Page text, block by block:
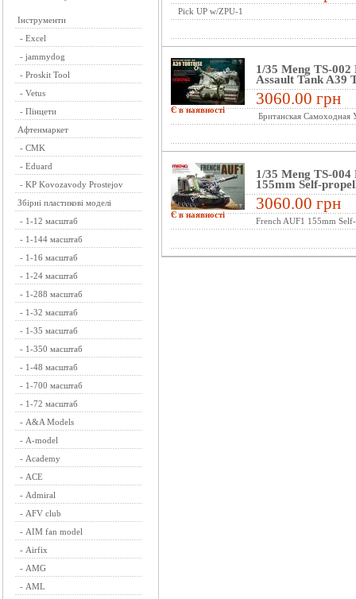
Інструменти
- Excel
- jammydog
- Proskit Tool
- Vetus
- Пінцети
Афтенмаркет
- CMK
- Eduard
- KP Kovozavody Prostejov
Збірні пластикові моделі
- 1-12 масштаб
- 1-144 масштаб
- 1-16 масштаб
- 1-24 масштаб
- 1-288 масштаб
- 1-32 масштаб
- 1-35 масштаб
- 1-350 масштаб
- 1-48 масштаб
- 1-700 масштаб
- 1-72 масштаб
- A&A Models
- A-model
- Academy
- ACE
- Admiral
- AFV club
- AIM fan model
- Airfix
- AMG
- AML
Pick UP w/ZPU-1
Є в наявності
1/35 Meng TS-
Assault Tank A39
3060.00 грн
Британская Самоходная
Є в наявності
1/35 Meng TS-004
155mm Self-
3060.00 грн
French AUF1 155mm